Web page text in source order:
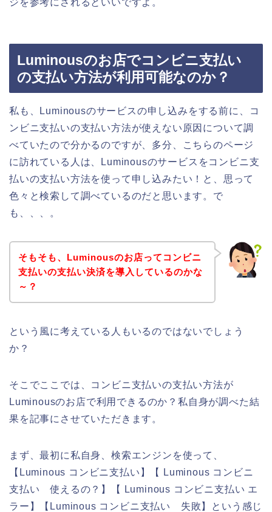
Luminousのお店でコンビニ支払い
の支払い方法が利用可能なのか？
私も、Luminousのサービスの申し込みをする前に、コ
ンビニ支払いの支払い方法が使えない原因について調
べていたので分かるのですが、多分、こちらのページ
に訪れている人は、Luminousのサービスをコンビニ支
払いの支払い方法を使って申し込みたい！と、思って
色々と検索して調べているのだと思います。で
も、、、。
そもそも、Luminousのお店ってコンビニ
支払いの支払い決済を導入しているのかな
～？
という風に考えている人もいるのではないでしょう
か？
そこでここでは、コンビニ支払いの支払い方法が
Luminousのお店で利用できるのか？私自身が調べた結
果を記事にさせていただきます。
まず、最初に私自身、検索エンジンを使って、
【Luminous コンビニ支払い】【 Luminous コンビニ
支払い 使えるの？】【 Luminous コンビニ支払い エ
ラー】【Luminous コンビニ支払い 失敗】という感じ